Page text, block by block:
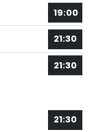
19:00
21:30
21:30
21:30